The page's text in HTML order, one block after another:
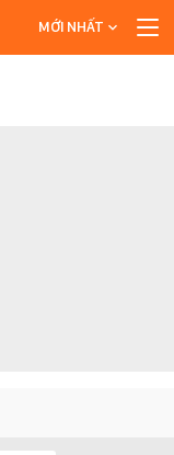
MỚI NHẤT